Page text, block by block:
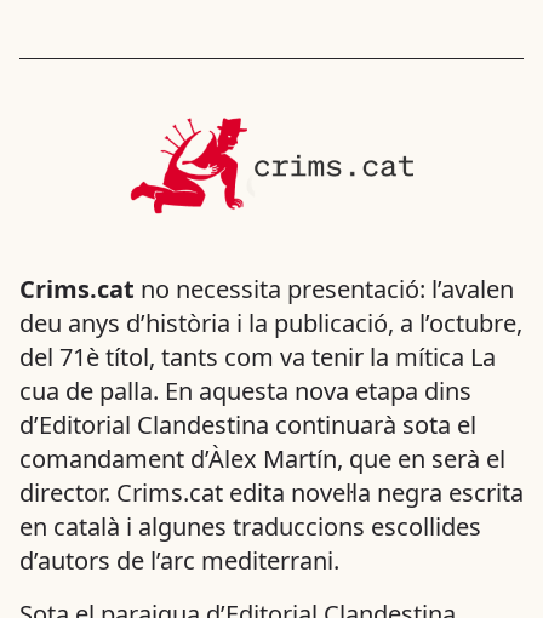
Crims.cat no necessita presentació: l’avalen
deu anys d’història i la publicació, a l’octubre,
del 71è títol, tants com va tenir la mítica La
cua de palla. En aquesta nova etapa dins
d’Editorial Clandestina continuarà sota el
comandament d’Àlex Martín, que en serà el
director. Crims.cat edita novel·la negra escrita
en català i algunes traduccions escollides
d’autors de l’arc mediterrani.